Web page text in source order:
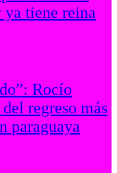
ya tiene reina
Rocío
regreso más
paraguaya